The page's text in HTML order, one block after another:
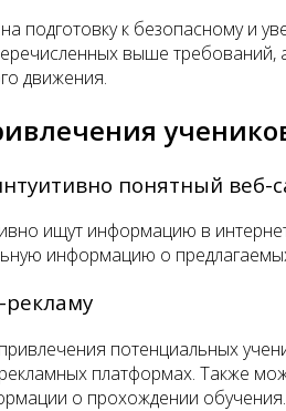
подготовку к безопасному и
выше требований,
движения.
понятный веб-
ищут информацию в
информацию о
рекламу
потенциальных
платформах. Также
о прохождении обучения.